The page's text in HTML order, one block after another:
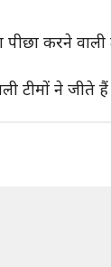
करने वाली
टीमों ने जीते